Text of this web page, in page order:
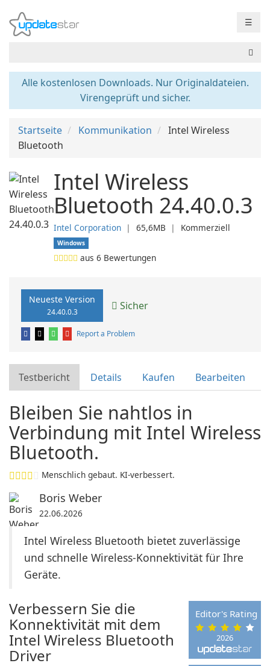
☰
Alle kostenlosen Downloads. Nur Originaldateien.
Virengeprüft und sicher.
Startseite Kommunikation
Intel Wireless
Bluetooth
Intel Wireless
Bluetooth 24.40.0.3
Intel Corporation ❘ 65,6MB ❘ Kommerziell
Windows
aus 6 Bewertungen
Neueste Version
24.40.0.3 Sicher
Report a Problem
Testbericht Details Kaufen Bearbeiten
Bleiben Sie nahtlos in
Verbindung mit Intel Wireless
Bluetooth.
Menschlich gebaut. KI-verbessert.
Boris Weber
22.06.2026
Intel Wireless Bluetooth bietet zuverlässige
und schnelle Wireless-Konnektivität für Ihre
Geräte.
2026
Editor's Rating
Verbessern Sie die
Konnektivität mit dem
Intel Wireless Bluetooth
Driver